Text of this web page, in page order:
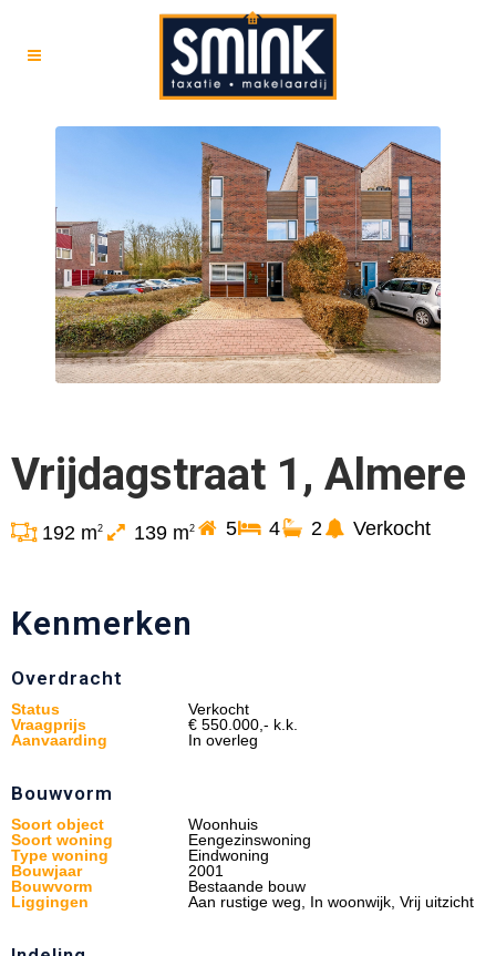
Vrijdagstraat 1, Almere
192 m2 139 m2 5 4 2 Verkocht
Kenmerken
Overdracht
Status
Verkocht
Vraagprijs
€ 550.000,- k.k.
Aanvaarding
In overleg
Bouwvorm
Soort object
Woonhuis
Soort woning
Eengezinswoning
Type woning
Eindwoning
Bouwjaar
2001
Bouwvorm
Bestaande bouw
Liggingen
Aan rustige weg, In woonwijk, Vrij uitzicht